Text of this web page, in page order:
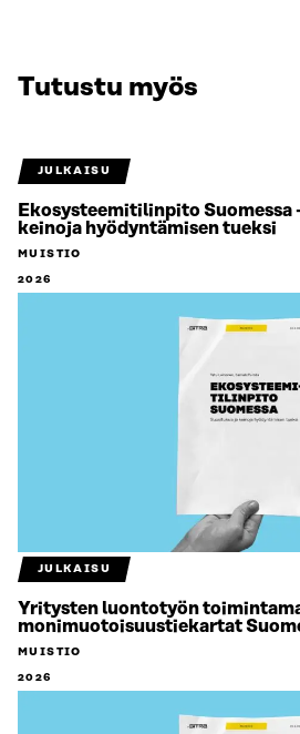
Tutustu myös
JULKAISU
Ekosysteemitilinpito Suomessa
keinoja hyödyntämisen tueksi
MUISTIO
2026
JULKAISU
Yritysten luontotyön
monimuotoisuustiekartat
MUISTIO
2026